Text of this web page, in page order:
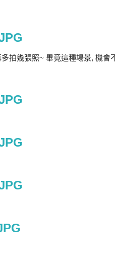
拍幾張照~ 畢竟這種場景, 機會